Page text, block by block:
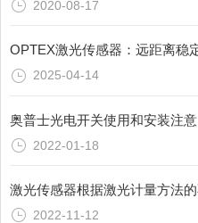
2020-08-17
2025-04-14
奥普士光电开关使用和安装注意
2022-01-18
2022-11-12